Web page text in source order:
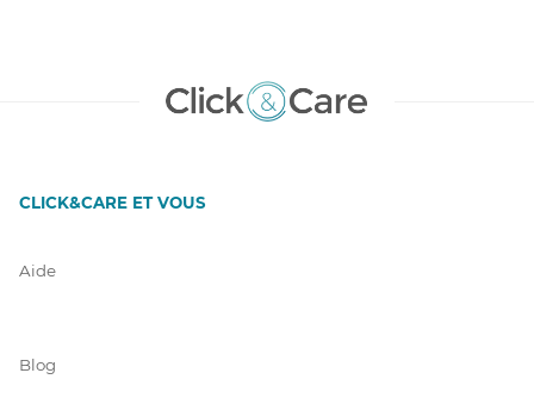
CLICK&CARE ET VOUS
Aide
Blog